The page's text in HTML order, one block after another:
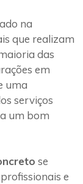
na
que realizam
das
em
uma
serviços
um bom
se
e